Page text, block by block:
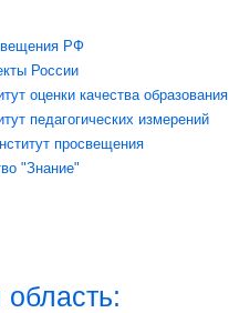
РФ
России
оценки качества образования
педагогических измерений
просвещения
"Знание"
область: